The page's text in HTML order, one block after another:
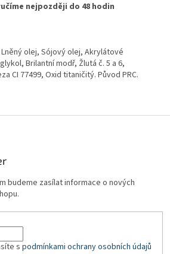
nejpozději do 48 hodin
olej, Sójový olej, Akrylátové
Brilantní modř, Žlutá č. 5 a 6,
CI 77499, Oxid titaničitý. Původ PRC.
budeme zasílat informace o nových
s podmínkami ochrany osobních údajů